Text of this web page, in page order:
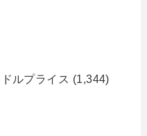
ドルプライス (1,344)